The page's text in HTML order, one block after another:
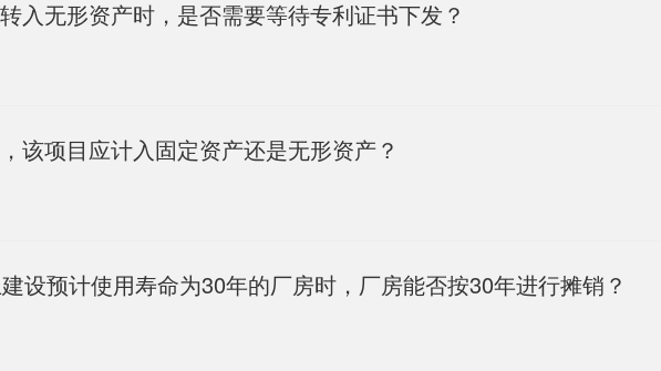
入无形资产时，是否需要等待专利证书下发？
该项目应计入固定资产还是无形资产？
设预计使用寿命为30年的厂房时，厂房能否按30年进行摊销？